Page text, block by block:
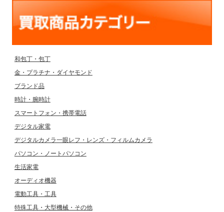
和包丁・包丁
金・プラチナ・ダイヤモンド
ブランド品
時計・腕時計
スマートフォン・携帯電話
デジタル家電
デジタルカメラ一眼レフ・レンズ・フィルムカメラ
パソコン・ノートパソコン
生活家電
オーディオ機器
電動工具・工具
特殊工具・大型機械・その他